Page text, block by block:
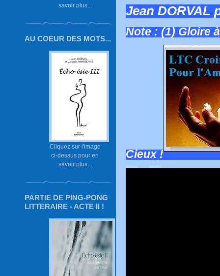
savoir plus...
AU COEUR DES MOTS...
Cliquez sur l'image
ci-dessus pour en
savoir plus...
PARTIE DE PING-PONG
LITTERAIRE - ACTE II !
Jean DORVAL
Note : (1) Gloire
Cieux !